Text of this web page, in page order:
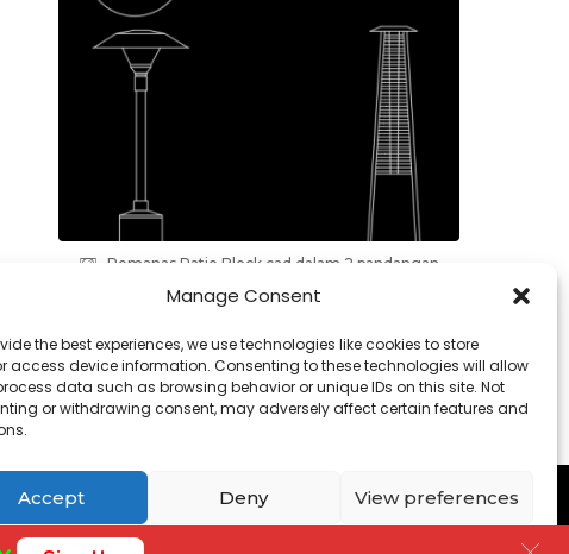
Manage Consent
the best experiences, we use technologies like cookies to store
access device information. Consenting to these technologies will allow
data such as browsing behavior or unique IDs on this site. Not
or withdrawing consent, may adversely affect certain features and
Accept Deny View preferences
Pemanas Patio Block cad dalam 2 pandangan
-Contact